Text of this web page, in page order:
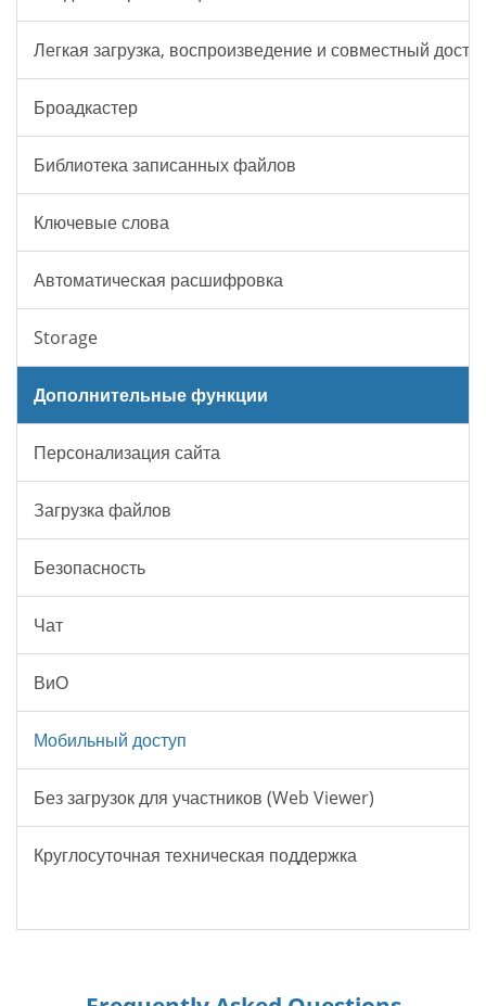
Легкая загрузка, воспроизведение и совместный
Броадкастер
Библиотека записанных файлов
Ключевые слова
Автоматическая расшифровка
Storage
Дополнительные функции
Персонализация сайта
Загрузка файлов
Безопасность
Чат
ВиО
Мобильный доступ
Без загрузок для участников (Web Viewer)
Круглосуточная техническая поддержка